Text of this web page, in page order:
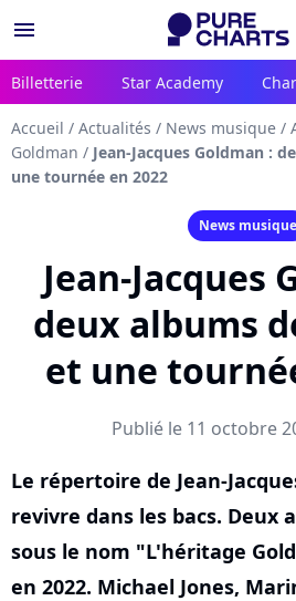
menu
Billetterie Star Academy
Accueil / Actualités / News musique /
Goldman / Jean-Jacques Goldman :
une tournée en 2022
News musique
Jean-Jacques
deux albums
et une
Publié le 11 octobre
Le répertoire de Jean-
revivre dans les bacs. Deux
sous le nom "L'héritage
en 2022. Michael Jones,